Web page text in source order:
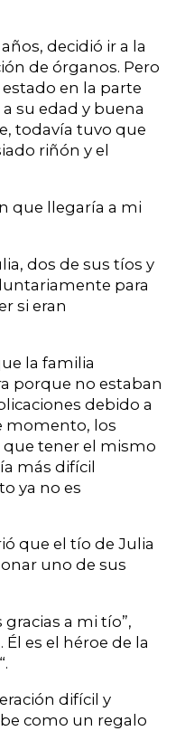
decidió ir a la
de órganos. Pero
en la parte
su edad y buena
todavía tuvo que
riñón y el
que llegaría a mi
dos de sus tíos y
para
si eran
la familia
porque no estaban
debido a
momento, los
tener el mismo
más difícil
ya no es
que el tío de Julia
uno de sus
a mi tío”,
Él es el héroe de la
difícil y
como un regalo